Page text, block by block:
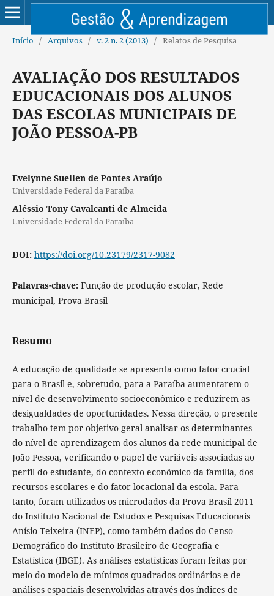
Início / Arquivos / v. 2 n. 2 (2013) / Relatos de Pesquisa
AVALIAÇÃO DOS RESULTADOS
EDUCACIONAIS DOS ALUNOS
DAS ESCOLAS MUNICIPAIS DE
JOÃO PESSOA-PB
Evelynne Suellen de Pontes Araújo
Universidade Federal da Paraíba
Aléssio Tony Cavalcanti de Almeida
Universidade Federal da Paraíba
DOI: https://doi.org/10.23179/2317-9082
Palavras-chave: Função de produção escolar, Rede
municipal, Prova Brasil
Resumo
A educação de qualidade se apresenta como fator crucial
para o Brasil e, sobretudo, para a Paraíba aumentarem o
nível de desenvolvimento socioeconômico e reduzirem as
desigualdades de oportunidades. Nessa direção, o presente
trabalho tem por objetivo geral analisar os determinantes
do nível de aprendizagem dos alunos da rede municipal de
João Pessoa, verificando o papel de variáveis associadas ao
perfil do estudante, do contexto econômico da família, dos
recursos escolares e do fator locacional da escola. Para
tanto, foram utilizados os microdados da Prova Brasil 2011
do Instituto Nacional de Estudos e Pesquisas Educacionais
Anísio Teixeira (INEP), como também dados do Censo
Demográfico do Instituto Brasileiro de Geografia e
Estatística (IBGE). As análises estatísticas foram feitas por
meio do modelo de mínimos quadrados ordinários e de
análises espaciais desenvolvidas através dos índices de